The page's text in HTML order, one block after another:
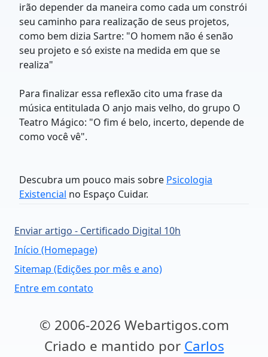
irão depender da maneira como cada um constrói
seu caminho para realização de seus projetos,
como bem dizia Sartre: "O homem não é senão
seu projeto e só existe na medida em que se
realiza"
Para finalizar essa reflexão cito uma frase da
música entitulada O anjo mais velho, do grupo O
Teatro Mágico: "O fim é belo, incerto, depende de
como você vê".
Descubra um pouco mais sobre Psicologia
Existencial no Espaço Cuidar.
Enviar artigo - Certificado Digital 10h
Início (Homepage)
Sitemap (Edições por mês e ano)
Entre em contato
© 2006-2026 Webartigos.com
Criado e mantido por Carlos